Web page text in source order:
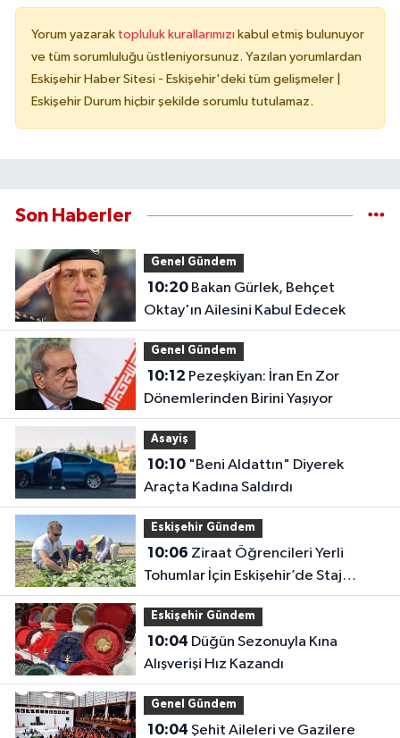
Yorum yazarak topluluk kurallarımızı kabul etmiş bulunuyor
ve tüm sorumluluğu üstleniyorsunuz. Yazılan yorumlardan
Eskişehir Haber Sitesi - Eskişehir'deki tüm gelişmeler |
Eskişehir Durum hiçbir şekilde sorumlu tutulamaz.
Son Haberler
Genel Gündem
10:20Bakan Gürlek, Behçet
Oktay'ın Ailesini Kabul Edecek
Genel Gündem
10:12
Dönemlerinden Birini Yaşıyor
Asayiş
10:10"Beni Aldattın" Diyerek
Araçta Kadına Saldırdı
Eskişehir Gündem
10:06
Tohumlar İçin Eskişehir’de Staj
Yapıyor
Eskişehir Gündem
10:04
Alışverişi Hız Kazandı
Genel Gündem
10:04